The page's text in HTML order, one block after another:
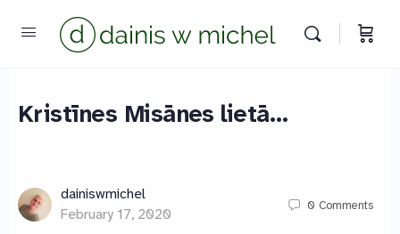
Kristīnes Misānes lietā…
dainiswmichel
February 17, 2020
0 Comments